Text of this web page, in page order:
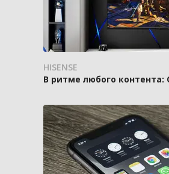
HISENSE
В ритме любого контента: